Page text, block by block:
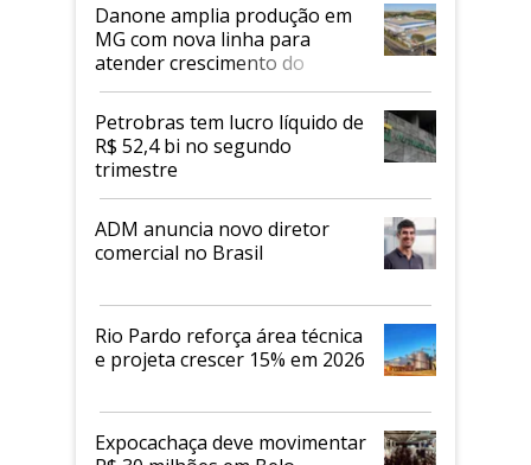
Danone amplia produção em
MG com nova linha para
atender crescimento do
mercado de alimentos
proteicos
Petrobras tem lucro líquido de
R$ 52,4 bi no segundo
trimestre
ADM anuncia novo diretor
comercial no Brasil
Rio Pardo reforça área técnica
e projeta crescer 15% em 2026
Expocachaça deve movimentar